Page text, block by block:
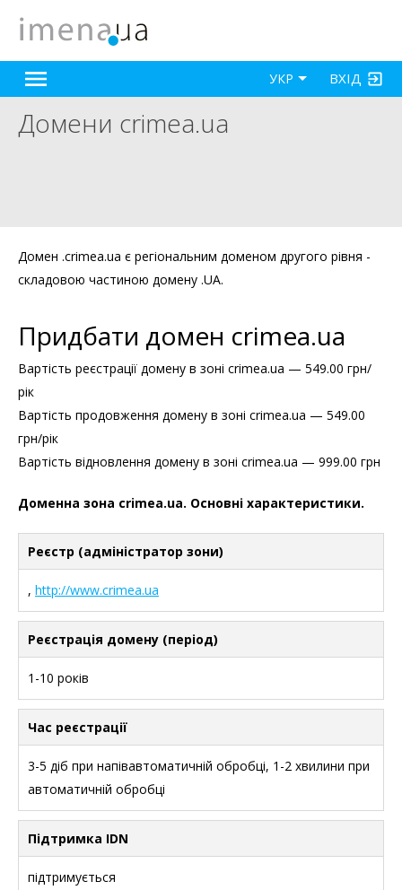
ВХІД
УКР
Домени crimea.ua
Домен .crimea.ua є регіональним доменом другого рівня -
складовою частиною домену .UA.
Придбати домен crimea.ua
Вартість реєстрації домену в зоні crimea.ua — 549.00 грн/
рік
Вартість продовження домену в зоні crimea.ua — 549.00
грн/рік
Вартість відновлення домену в зоні crimea.ua — 999.00 грн
Доменна зона crimea.ua. Основні характеристики.
Реєстр (адміністратор зони)
, http://www.crimea.ua
Реєстрація домену (період)
1-10 років
Час реєстрації
3-5 діб при напiвавтоматичнiй обробцi, 1-2 хвилини при
автоматичнiй обробцi
Підтримка IDN
підтримується